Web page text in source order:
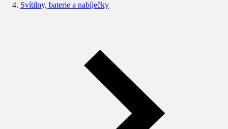
Svítilny, baterie a nabíječky